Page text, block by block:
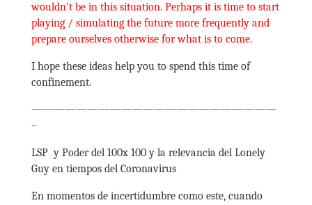
wouldn’t be in this situation. Perhaps it is time to start
playing / simulating the future more frequently and
prepare ourselves otherwise for what is to come.
I hope these ideas help you to spend this time of
confinement.
——————————————————————
–
LSP y Poder del 100x 100 y la relevancia del Lonely
Guy en tiempos del Coronavirus
En momentos de incertidumbre como este, cuando